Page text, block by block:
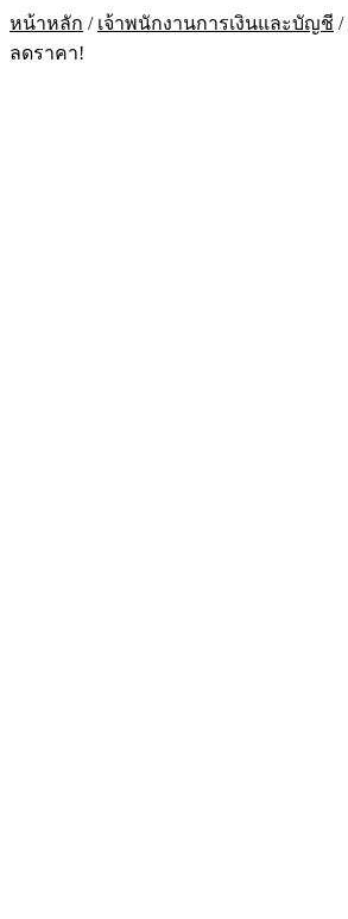
หน้าหลัก / เจ้าพนักงานการเงินและบัญชี /
ลดราคา!